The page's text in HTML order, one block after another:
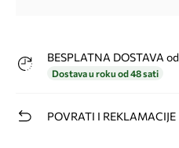
BESPLATNA DOSTAVA od
Dostava u roku od 48 sati
POVRATI I REKLAMACIJE